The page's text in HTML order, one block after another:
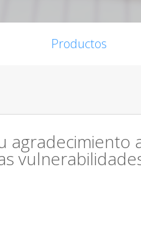
Productos
agradecimiento